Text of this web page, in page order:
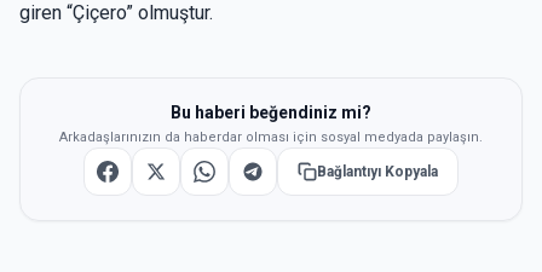
giren “Çiçero” olmuştur.
Bu haberi beğendiniz mi?
Arkadaşlarınızın da haberdar olması için sosyal medyada paylaşın.
Bağlantıyı Kopyala